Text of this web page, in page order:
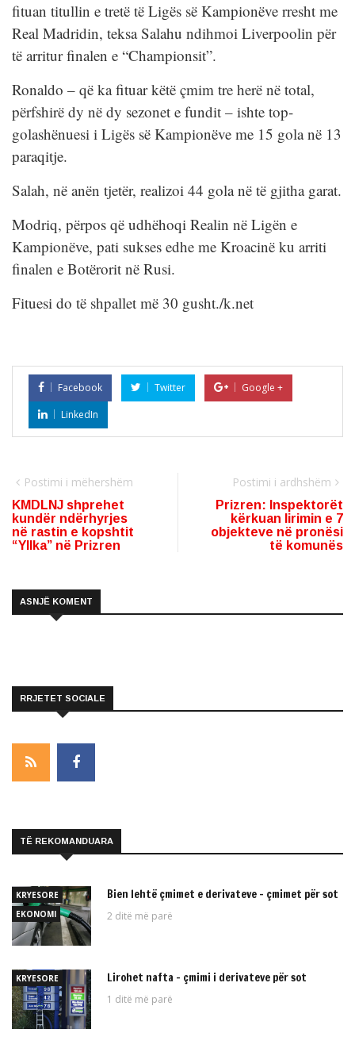
fituan titullin e tretë të Ligës së Kampionëve rresht me
Real Madridin, teksa Salahu ndihmoi Liverpoolin për
të arritur finalen e “Championsit”.
Ronaldo – që ka fituar këtë çmim tre herë në total,
përfshirë dy në dy sezonet e fundit – ishte top-
golashënuesi i Ligës së Kampionëve me 15 gola në 13
paraqitje.
Salah, në anën tjetër, realizoi 44 gola në të gjitha garat.
Modriq, përpos që udhëhoqi Realin në Ligën e
Kampionëve, pati sukses edhe me Kroacinë ku arriti
finalen e Botërorit në Rusi.
Fituesi do të shpallet më 30 gusht./k.net
Facebook Twitter
Google +
LinkedIn
Postimi i mëhershëm
KMDLNJ shprehet
kundër ndërhyrjes
në rastin e kopshtit
“Yllka” në Prizren
Postimi i ardhshëm
Prizren: Inspektorët
kërkuan lirimin e 7
objekteve në pronësi
të komunës
ASNJË KOMENT
RRJETET SOCIALE
TË REKOMANDUARA
KRYESORE
EKONOMI
Bien lehtë çmimet e derivateve – çmimet për sot
2 ditë më parë
KRYESORE Lirohet nafta – çmimi i derivateve për sot
1 ditë më parë